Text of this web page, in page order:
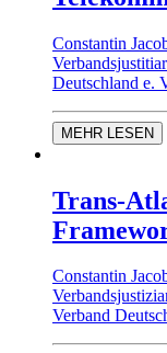
Constantin
Deutschland
MEHR LESEN
Trans-
Constantin
Verband